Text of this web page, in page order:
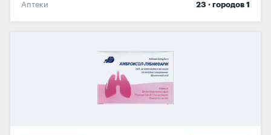
Аптеки
23 · городов 1